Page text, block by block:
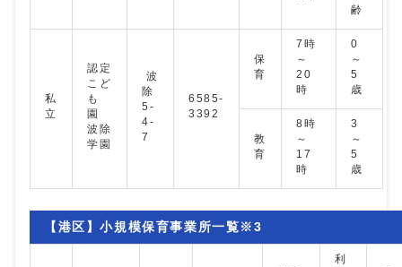
齢
私
立
認定
こど
も
園
波除
学園
波
除
5-
4-
7
6585-
3392
保
育
7時
～
20
時
0
～
5
歳
教
育
8時
～
17
時
3
～
5
歳
【港区】小規模保育事業所一覧※3
利